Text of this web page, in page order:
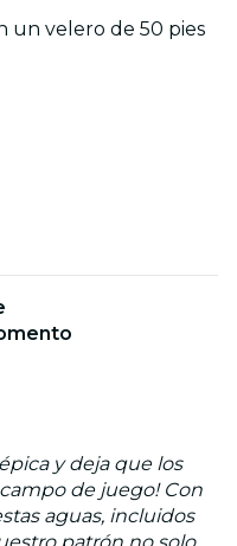
un velero de 50 pies
y deja que los
de juego! Con
aguas, incluidos
patrón no solo